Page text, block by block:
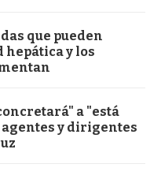
que pueden
hepática y los
a "está
y dirigentes